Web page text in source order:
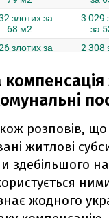
компенсація
розповів, що
житлові
здебільшого
жодного